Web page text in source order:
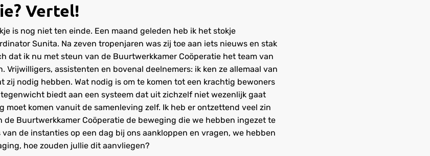
Vertel!
is nog niet ten einde. Een maand geleden heb ik het stokje
Sunita. Na zeven tropenjaren was zij toe aan iets nieuws en stak
dat ik nu met steun van de Buurtwerkkamer Coöperatie het team van
Vrijwilligers, assistenten en bovenal deelnemers: ik ken ze allemaal van
zij nodig hebben. Wat nodig is om te komen tot een krachtig bewoners
biedt aan een systeem dat uit zichzelf niet wezenlijk gaat
moet komen vanuit de samenleving zelf. Ik heb er ontzettend veel zin
de Buurtwerkkamer Coöperatie de beweging die we hebben ingezet te
de instanties op een dag bij ons aankloppen en vragen, we hebben
hoe zouden jullie dit aanvliegen?